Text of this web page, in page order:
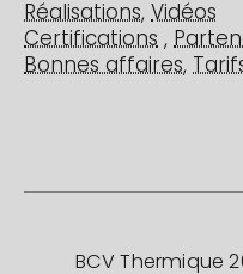
Réalisations, Vidéos
Certifications ,
Bonnes affaires,
BCV Thermique